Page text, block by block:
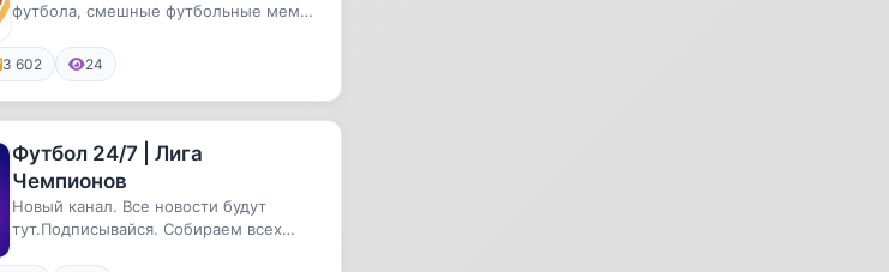
футбола, смешные футбольные мемы,
3 602 24
Футбол 24/7 | Лига
Чемпионов
Новый канал. Все новости будут
тут.Подписывайся. Собираем всех